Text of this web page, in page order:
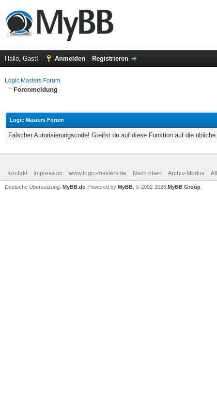
Hallo, Gast! Anmelden Registrieren
Logic Masters Forum
Forenmeldung
Logic Masters Forum
Falscher Autorisierungscode! Greifst du auf diese Funktion auf die
Kontakt Impressum www.logic-masters.de Nach oben Archiv-Modus
Deutsche Übersetzung: MyBB.de , Powered by MyBB , © 2002-2026 MyBB Group